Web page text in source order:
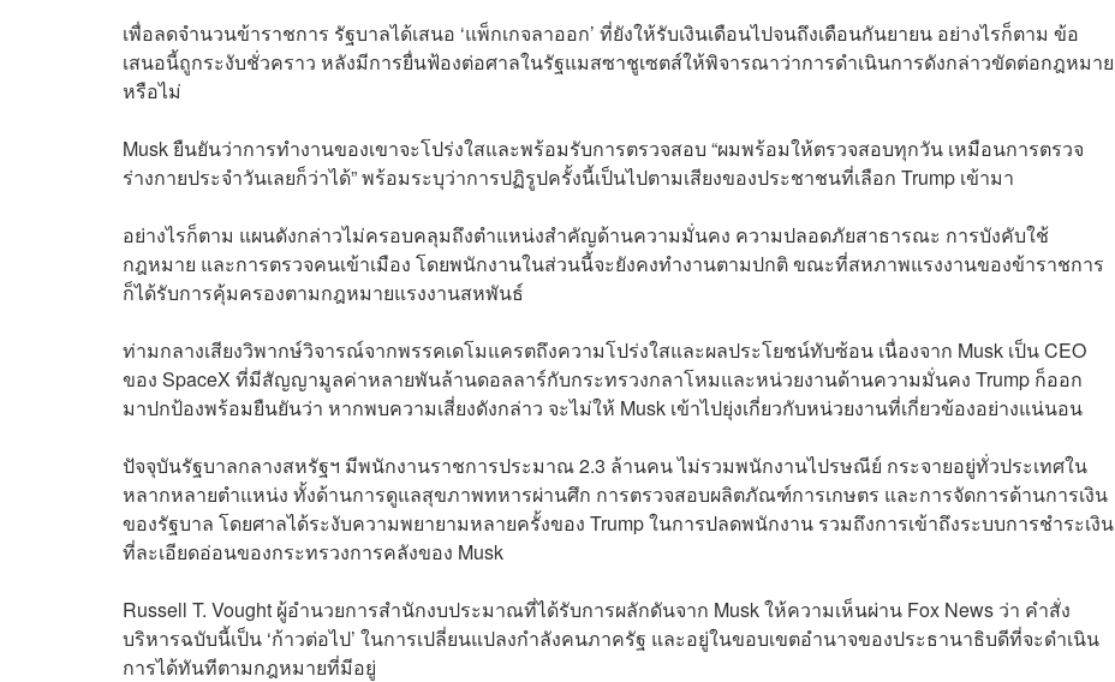
เพื่อลดจำนวนข้าราชการ รัฐบาลได้เสนอ ‘แพ็กเกจลาออก’ ที่ยังให้รับเงินเดือนไปจนถึงเดือนกันยายน อย่างไรก็ตาม ข้อ
เสนอนี้ถูกระงับชั่วคราว หลังมีการยื่นฟ้องต่อศาลในรัฐแมสซาชูเซตส์ให้พิจารณาว่าการดำเนินการดังกล่าวขัดต่อกฎหมาย
หรือไม่
Musk ยืนยันว่าการทำงานของเขาจะโปร่งใสและพร้อมรับการตรวจสอบ “ผมพร้อมให้ตรวจสอบทุกวัน เหมือนการตรวจ
ร่างกายประจำวันเลยก็ว่าได้” พร้อมระบุว่าการปฏิรูปครั้งนี้เป็นไปตามเสียงของประชาชนที่เลือก Trump เข้ามา
อย่างไรก็ตาม แผนดังกล่าวไม่ครอบคลุมถึงตำแหน่งสำคัญด้านความมั่นคง ความปลอดภัยสาธารณะ การบังคับใช้
กฎหมาย และการตรวจคนเข้าเมือง โดยพนักงานในส่วนนี้จะยังคงทำงานตามปกติ ขณะที่สหภาพแรงงานของข้าราชการ
ก็ได้รับการคุ้มครองตามกฎหมายแรงงานสหพันธ์
ท่ามกลางเสียงวิพากษ์วิจารณ์จากพรรคเดโมแครตถึงความโปร่งใสและผลประโยชน์ทับซ้อน เนื่องจาก Musk เป็น CEO
ของ SpaceX ที่มีสัญญามูลค่าหลายพันล้านดอลลาร์กับกระทรวงกลาโหมและหน่วยงานด้านความมั่นคง Trump ก็ออก
มาปกป้องพร้อมยืนยันว่า หากพบความเสี่ยงดังกล่าว จะไม่ให้ Musk เข้าไปยุ่งเกี่ยวกับหน่วยงานที่เกี่ยวข้องอย่างแน่นอน
ปัจจุบันรัฐบาลกลางสหรัฐฯ มีพนักงานราชการประมาณ 2.3 ล้านคน ไม่รวมพนักงานไปรษณีย์ กระจายอยู่ทั่วประเทศใน
หลากหลายตำแหน่ง ทั้งด้านการดูแลสุขภาพทหารผ่านศึก การตรวจสอบผลิตภัณฑ์การเกษตร และการจัดการด้านการเงิน
ของรัฐบาล โดยศาลได้ระงับความพยายามหลายครั้งของ Trump ในการปลดพนักงาน รวมถึงการเข้าถึงระบบการชำระเงิน
ที่ละเอียดอ่อนของกระทรวงการคลังของ Musk
Russell T. Vought ผู้อำนวยการสำนักงบประมาณที่ได้รับการผลักดันจาก Musk ให้ความเห็นผ่าน Fox News ว่า คำสั่ง
บริหารฉบับนี้เป็น ‘ก้าวต่อไป’ ในการเปลี่ยนแปลงกำลังคนภาครัฐ และอยู่ในขอบเขตอำนาจของประธานาธิบดีที่จะดำเนิน
การได้ทันทีตามกฎหมายที่มีอยู่